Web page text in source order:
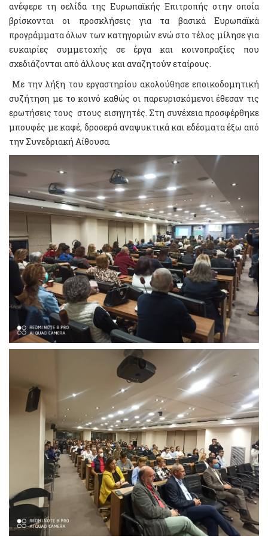
ανέφερε τη σελίδα της Ευρωπαϊκής Επιτροπής στην οποία
βρίσκονται οι προσκλήσεις για τα βασικά Ευρωπαϊκά
προγράμματα όλων των κατηγοριών ενώ στο τέλος μίλησε για
ευκαιρίες συμμετοχής σε έργα και κοινοπραξίες που
σχεδιάζονται από άλλους και αναζητούν εταίρους.
Με την λήξη του εργαστηρίου ακολούθησε εποικοδομητική
συζήτηση με το κοινό καθώς οι παρευρισκόμενοι έθεσαν τις
ερωτήσεις τους στους εισηγητές. Στη συνέχεια προσφέρθηκε
μπουφές με καφέ, δροσερά αναψυκτικά και εδέσματα έξω από
την Συνεδριακή Αίθουσα.